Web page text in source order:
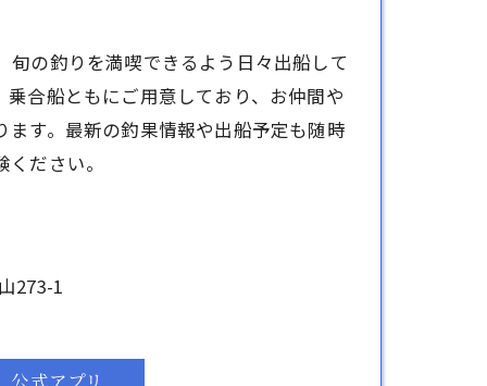
の釣りを満喫できるよう日々出船して
合船ともにご用意しており、お仲間や
す。最新の釣果情報や出船予定も随時
ださい。
273-1